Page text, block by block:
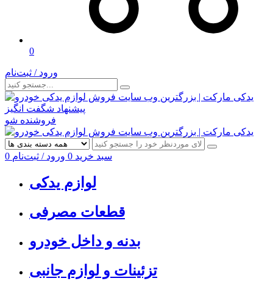
0
ورود / ثبت‌نام
پیشنهاد شگفت انگیز
فروشنده شو
0 سبد خرید 0 ورود / ثبت‌نام
لوازم یدکی
قطعات مصرفی
بدنه و داخل خودرو
تزئینات و لوازم جانبی